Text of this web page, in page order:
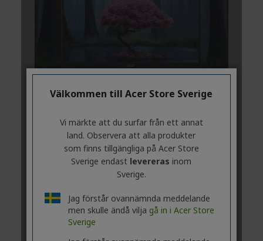
Välkommen till Acer Store Sverige
Vi märkte att du surfar från ett annat
land. Observera att alla produkter
som finns tillgängliga på Acer Store
Sverige endast levereras inom
Sverige.
Jag förstår ovannämnda meddelande
men skulle ändå vilja gå in i Acer Store
Sverige